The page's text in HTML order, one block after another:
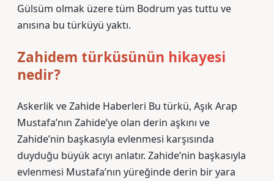
Gülsüm olmak üzere tüm Bodrum yas tuttu ve
anısına bu türküyü yaktı.
Zahidem türküsünün hikayesi
nedir?
Askerlik ve Zahide Haberleri Bu türkü, Aşık Arap
Mustafa’nın Zahide’ye olan derin aşkını ve
Zahide’nin başkasıyla evlenmesi karşısında
duyduğu büyük acıyı anlatır. Zahide’nin başkasıyla
evlenmesi Mustafa’nın yüreğinde derin bir yara